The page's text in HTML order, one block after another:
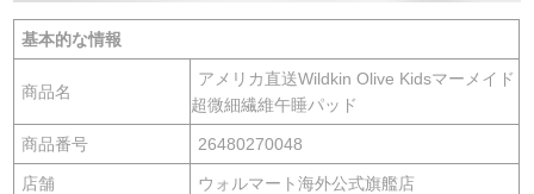
基本的な情報
商品名
アメリカ直送Wildkin Olive Kidsマーメイド
超微細繊維午睡パッド
商品番号 26480270048
店舗 ウォルマート海外公式旗艦店